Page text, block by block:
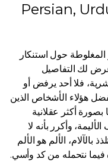
Persian,
حول استنكار
لك التفاصيل
فلا أحد يرفض أو
هؤلاء الأشخاص الذين
بصورة أكثر عقلانية
وأكرر بأنه لا
الألم هو الألم
نتحمله من كد وأسي.